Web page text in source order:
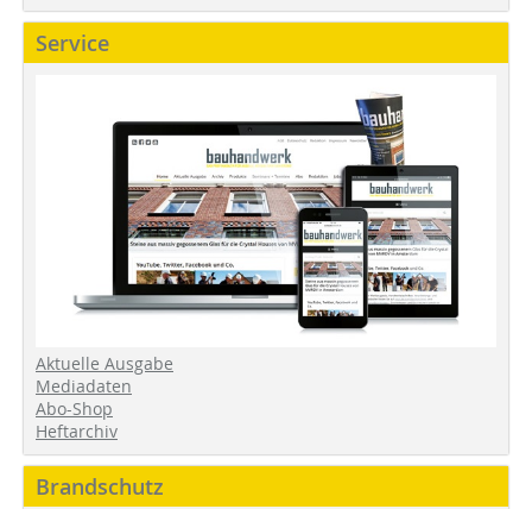
Service
Aktuelle Ausgabe
Mediadaten
Abo-Shop
Heftarchiv
Brandschutz